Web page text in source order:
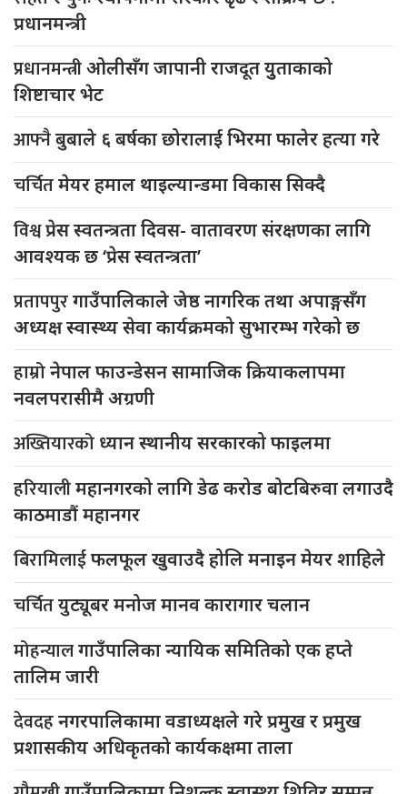
प्रधानमन्त्री
प्रधानमन्त्रीओलीसँग जापानी राजदूत युुताकाको
शिष्टाचार भेट
आफ्नैबुबाले ६ बर्षका छोरालाई भिरमा फालेर हत्या गरे
चर्चितमेयर हमाल थाइल्यान्डमा विकास सिक्दै
विश्वप्रेस स्वतन्त्रता दिवस- वातावरण संरक्षणका लागि
आवश्यक छ ‘प्रेस स्वतन्त्रता’
प्रतापपुरगाउँपालिकाले जेष्ठ नागरिक तथा अपाङ्गसँग
अध्यक्ष स्वास्थ्य सेवा कार्यक्रमको सुभारम्भ गरेको छ
हाम्रोनेपाल फाउन्डेसन सामाजिक क्रियाकलापमा
नवलपरासीमै अग्रणी
अख्तियारको ध्यान स्थानीय सरकारको फाइलमा
हरियालीमहानगरको लागि डेढ करोड बोटबिरुवा लगाउदै
काठमाडौं महानगर
बिरामिलाईफलफूल खुवाउदै होलि मनाइन मेयर शाहिले
चर्चितयुट्यूबर मनोज मानव कारागार चलान
मोहन्यालगाउँपालिका न्यायिक समितिको एक हप्ते
तालिम जारी
देवदहनगरपालिकामा वडाध्यक्षले गरे प्रमुख र प्रमुख
प्रशासकीय अधिकृतको कार्यकक्षमा ताला